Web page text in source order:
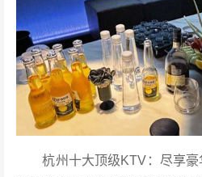
杭州十大顶级KTV：尽享豪